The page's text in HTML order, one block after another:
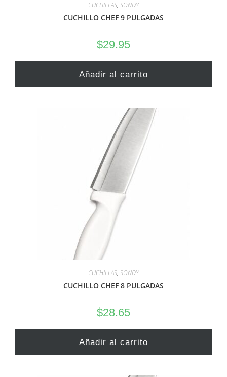
CUCHILLAS, SONDY
CUCHILLO CHEF 9 PULGADAS
$29.95
Añadir al carrito
CUCHILLAS, SONDY
CUCHILLO CHEF 8 PULGADAS
$28.65
Añadir al carrito